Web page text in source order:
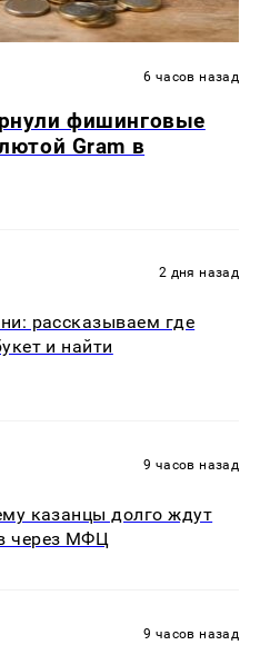
6 часов назад
фишинговые
Gram в
2 дня назад
рассказываем где
и найти
9 часов назад
казанцы долго ждут
через МФЦ
9 часов назад